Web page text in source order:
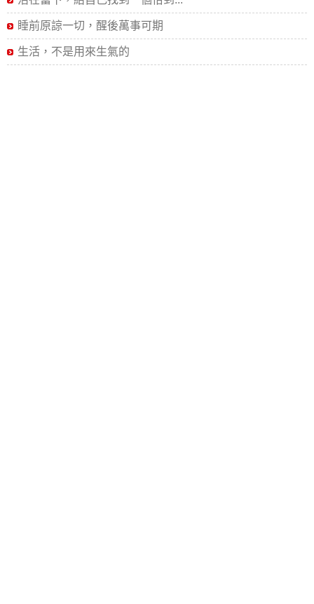
睡前原諒一切，醒後萬事可期
生活，不是用來生氣的